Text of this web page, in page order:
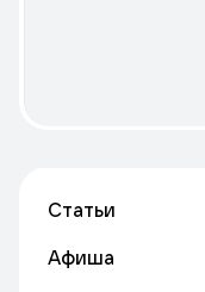
Статьи
Афиша